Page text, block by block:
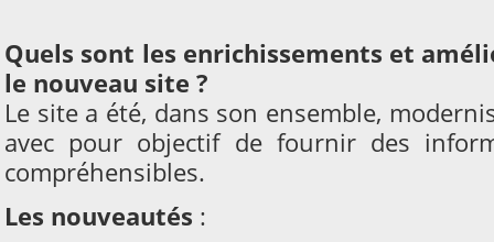
Quels sont les enrichissements et
le nouveau site ?
Le site a été, dans son ensemble,
avec pour objectif de fournir des
compréhensibles.
Les nouveautés :